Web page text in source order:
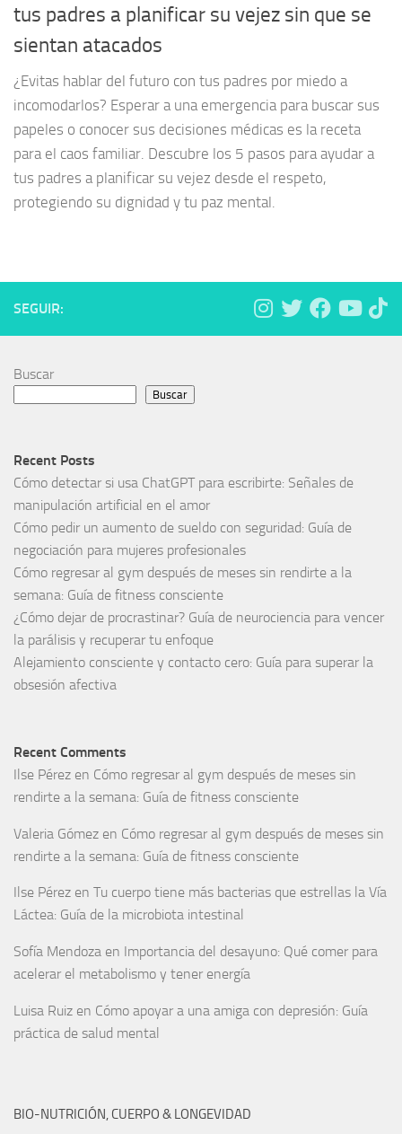
tus padres a planificar su vejez sin que se
sientan atacados
¿Evitas hablar del futuro con tus padres por miedo a
incomodarlos? Esperar a una emergencia para buscar sus
papeles o conocer sus decisiones médicas es la receta
para el caos familiar. Descubre los 5 pasos para ayudar a
tus padres a planificar su vejez desde el respeto,
protegiendo su dignidad y tu paz mental.
SEGUIR:
Buscar
Buscar
Recent Posts
Cómo detectar si usa ChatGPT para escribirte: Señales de
manipulación artificial en el amor
Cómo pedir un aumento de sueldo con seguridad: Guía de
negociación para mujeres profesionales
Cómo regresar al gym después de meses sin rendirte a la
semana: Guía de fitness consciente
¿Cómo dejar de procrastinar? Guía de neurociencia para vencer
la parálisis y recuperar tu enfoque
Alejamiento consciente y contacto cero: Guía para superar la
obsesión afectiva
Recent Comments
Ilse Pérez en Cómo regresar al gym después de meses sin
rendirte a la semana: Guía de fitness consciente
Valeria Gómez en Cómo regresar al gym después de meses sin
rendirte a la semana: Guía de fitness consciente
Ilse Pérez en Tu cuerpo tiene más bacterias que estrellas la Vía
Láctea: Guía de la microbiota intestinal
Sofía Mendoza en Importancia del desayuno: Qué comer para
acelerar el metabolismo y tener energía
Luisa Ruiz en Cómo apoyar a una amiga con depresión: Guía
práctica de salud mental
BIO-NUTRICIÓN, CUERPO & LONGEVIDAD